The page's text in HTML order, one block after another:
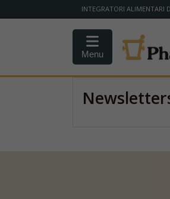
INTEGRATORI ALIMENTARI
Menu